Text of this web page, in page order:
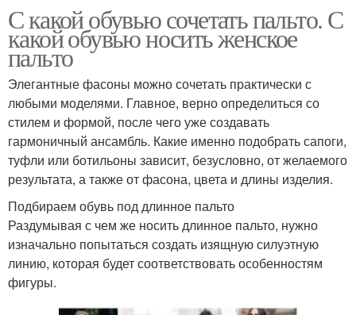
С какой обувью сочетать пальто. С
какой обувью носить женское
пальто
Элегантные фасоны можно сочетать практически с
любыми моделями. Главное, верно определиться со
стилем и формой, после чего уже создавать
гармоничный ансамбль. Какие именно подобрать сапоги,
туфли или ботильоны зависит, безусловно, от желаемого
результата, а также от фасона, цвета и длины изделия.
Подбираем обувь под длинное пальто
Раздумывая с чем же носить длинное пальто, нужно
изначально попытаться создать изящную силуэтную
линию, которая будет соответствовать особенностям
фигуры.